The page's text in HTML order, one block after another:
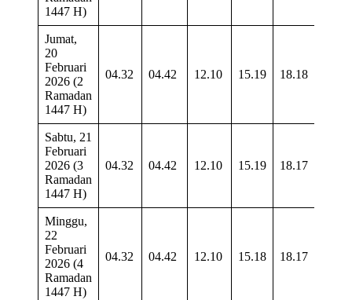
1447 H)
Jumat,
20
Februari
2026 (2
Ramadan
1447 H)
04.32 04.42 12.10 15.19 18.18
Sabtu, 21
Februari
2026 (3
Ramadan
1447 H)
04.32 04.42 12.10 15.19 18.17
Minggu,
22
Februari
2026 (4
Ramadan
1447 H)
04.32 04.42 12.10 15.18 18.17